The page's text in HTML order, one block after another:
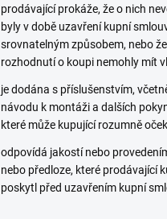
prodávající prokáže, že o nich
byly v době uzavření kupní
srovnatelným způsobem, nebo
rozhodnutí o koupi nemohly mít
je dodána s příslušenstvím,
návodu k montáži a dalších
které může kupující rozumně
odpovídá jakostí nebo
nebo předloze, které prodávající
poskytl před uzavřením kupní